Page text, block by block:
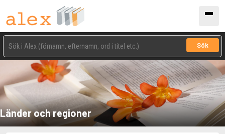
Sök
Länder och regioner